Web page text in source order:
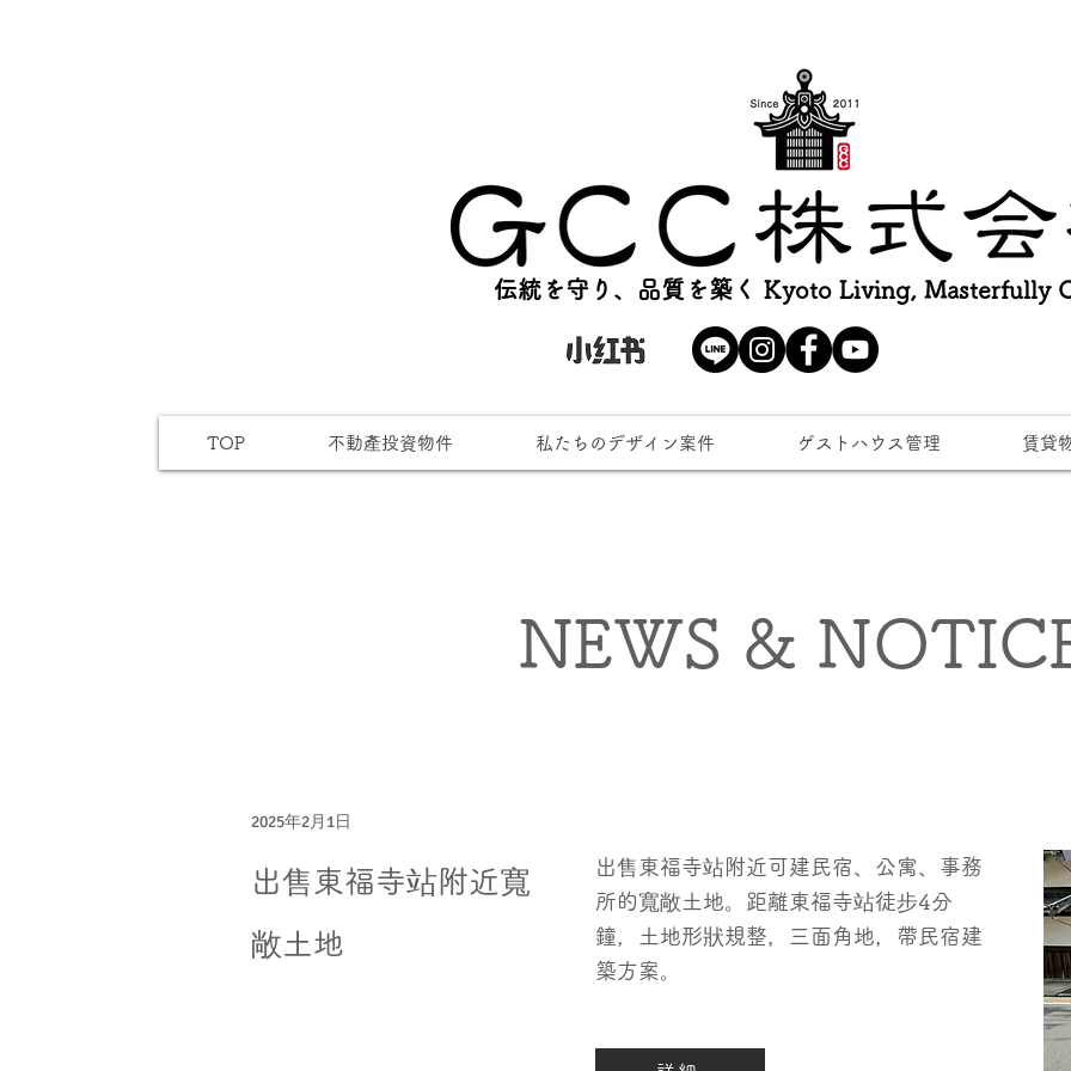
伝統を守り、品質を築く Kyoto Living, Masterfully
TOP 不動產投資物件 私たちのデザイン案件 ゲストハウス管理 賃貸
NEWS &
2025年2月1日
出售東福寺站附近寬
敞土地
出售東福寺站附近可建民宿、公寓、事務
所的寬敞土地。距離東福寺站徒步4分
鐘，土地形狀規整，三面角地，帶民宿建
築方案。